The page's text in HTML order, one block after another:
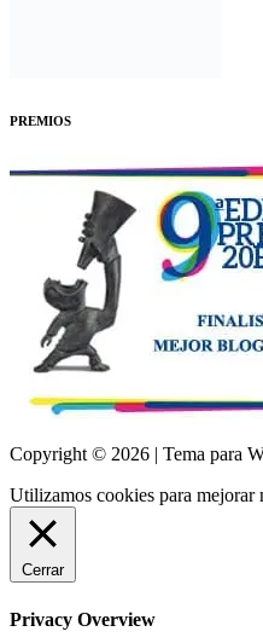
PREMIOS
Copyright © 2026 | Tema para
Utilizamos cookies para mejorar
Cerrar
Privacy Overview